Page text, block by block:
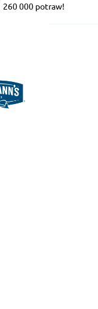
260 000 potraw!